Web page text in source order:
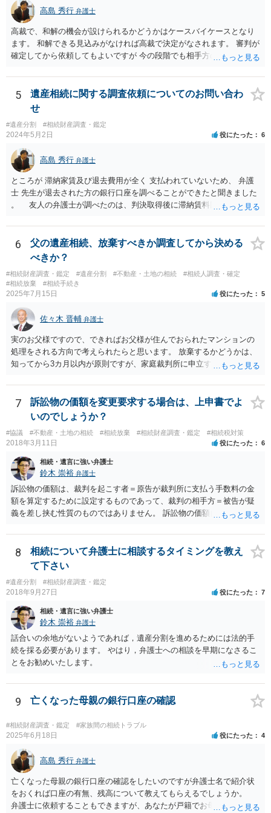
すが、現代では、各々が自由に価格設定をしていますので、特に相場
はお示しできません。ただし、かつて日本弁護士連合会が設けていた
報酬基準を踏まえて価格設定している弁護士は一定数いると思います
ので、それが一応の目安となるでしょう。
高島 秀行 弁護士
高裁で、和解の機会が設けられるかどうかはケースバイケースとなり
ます。 和解できる見込みがなければ高裁で決定がなされます。 審判が
確定してから依頼してもよいですが 今の段階でも相手方の連絡が迷惑
5
遺産相続に関する調査依頼についてのお問い合わ
せ
#遺産分割 #相続財産調査・鑑定
2024年5月2日 役にたった 6
高島 秀行 弁護士
ところが 滞納家賃及び退去費用が全く 支払われていないため、 弁護
士 先生が退去された方の銀行口座を調べることができたと聞きました
。 友人の弁護士が調べたのは、判決取得後に滞納賃料回収のため
預金の入出金履歴を調べたわけではありません。 残念ながら、事案
や目的も異なりますし、開示の内容も異なります。
6
父の遺産相続、放棄すべきか調査してから決める
べきか？
#相続財産調査・鑑定 #遺産分割 #不動産・土地の相続
#相続人調査・確定
#相続放棄
#相続手続き
2025年7月15日 役にたった 5
佐々木 晋輔 弁護士
実のお父様ですので、できればお父様が住んでおられたマンションの
処理をされる方向で考えられたらと思います。 放棄するかどうかは、
知ってから3カ月以内が原則ですが、家庭裁判所に申立すれば3カ月の
放棄するかどうか決めることができます。 銀行やサラ金が数年も放置
することはありませんので、数年後に借金が発見される可能性はほぼ
ありません。 なお、私が扱った相続放棄を検討していた案件で、期間
伸長して調査したところ、サラ金に対する過払金など相当な財産が見
つかったため相続したという事例がありました。
7
訴訟物の価額を変更要求する場合は、上申書でよ
いのでしょうか？
#協議 #不動産・土地の相続 #相続放棄 #相続財産調査・鑑定 #相続税対策
2018年3月11日 役にたった 6
相続・遺言に強い弁護士
鈴木 崇裕 弁護士
訴訟物の価額は、裁判を起こす者＝原告が裁判所に支払う手数料の金
額を算定するために設定するものであって、裁判の相手方＝被告が疑
義を差し挟む性質のものではありません。 訴訟物の価額自体が裁判の
したとしても、変更されることはありません。
8
相続について弁護士に相談するタイミングを教え
て下さい
#遺産分割 #相続財産調査・鑑定
2018年9月27日 役にたった 7
相続・遺言に強い弁護士
鈴木 崇裕 弁護士
話合いの余地がないようであれば，遺産分割を進めるためには法的手
続を採る必要があります。 やはり，弁護士への相談を早期になさるこ
とをお勧めいたします。
9 亡くなった母親の銀行口座の確認
#相続財産調査・鑑定 #家族間の相続トラブル
2025年6月18日 役にたった 4
高島 秀行 弁護士
亡くなった母親の銀行口座の確認をしたいのですが弁護士名で紹介状
をおくれば口座の有無、残高について教えてもらえるでしょうか。
弁護士に依頼することもできますが、あなたが戸籍でお母さんの相続